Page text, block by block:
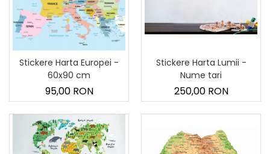
Sticker Harta Lumii
Stickere Cu Model Repetitiv
Stickere Perete Pentru Camera
De Zi
Stickere Pentru Bucatarie
Stickere pentru Usi
Stickere pentru Podea
Stickere Semnalistica
Stickere Harta Europei -
60x90 cm
95,00 RON
Stickere Harta Lumii -
Nume tari
250,00 RON